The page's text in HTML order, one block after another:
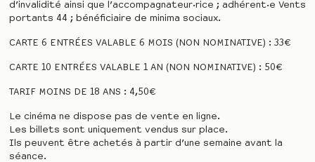
d’invalidité ainsi que l’accompagnateur·rice ; adhérent·e Vents
portants 44 ; bénéficiaire de minima sociaux.
CARTE 6 ENTRÉES VALABLE 6 MOIS (NON NOMINATIVE) : 33€
CARTE 10 ENTRÉES VALABLE 1 AN (NON NOMINATIVE) : 50€
TARIF MOINS DE 18 ANS : 4,50€
Le cinéma ne dispose pas de vente en ligne.
Les billets sont uniquement vendus sur place.
Ils peuvent être achetés à partir d’une semaine avant la
séance.